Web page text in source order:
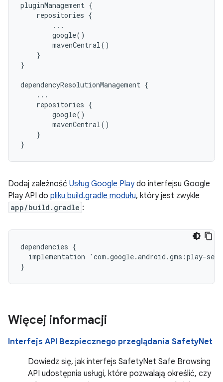
pluginManagement {
    repositories {
        ...
        google()
        mavenCentral()
    }
}
dependencyResolutionManagement {
    ...
    repositories {
        google()
        mavenCentral()
    }
Dodaj zależność Usług Google Playdo interfejsu Google
Play API do pliku build.gradle modułu, który jest zwykle
app/build.gradle :
dependencies {
implementation
' com .google.android .gms :play-
}
Więcej informacji
Interfejs API Bezpiecznego przeglądania SafetyNet
Dowiedz się, jak interfejs SafetyNet Safe Browsing
API udostępnia usługi, które pozwalają określić, czy